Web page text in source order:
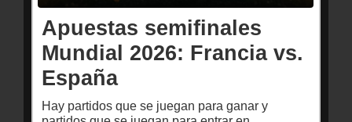
Apuestas semifinales
Mundial 2026: Francia vs.
España
Hay partidos que se juegan para ganar y